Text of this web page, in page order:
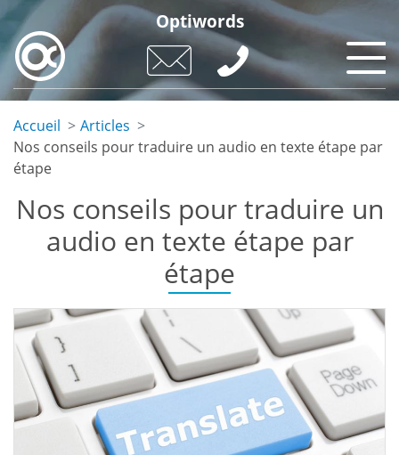
Skip
main
content
Optiwords
Accueil
Articles
Nos conseils pour traduire un audio en texte étape par
étape
Nos conseils pour traduire un
audio en texte étape par
étape